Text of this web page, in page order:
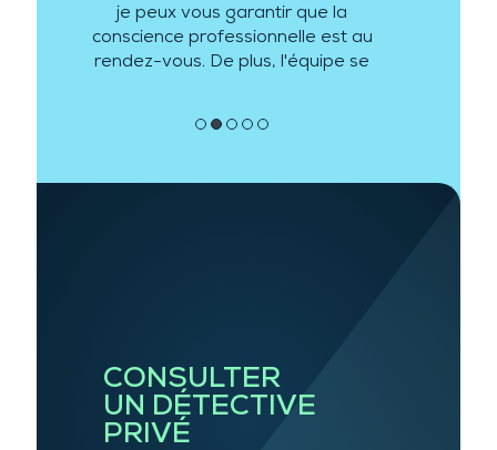
je peux vous garantir que la
conscience professionnelle est au
rendez-vous. De plus, l'équipe se
et … plus
●●●
●
●
CONSULTER
UN DÉTECTIVE
PRIVÉ